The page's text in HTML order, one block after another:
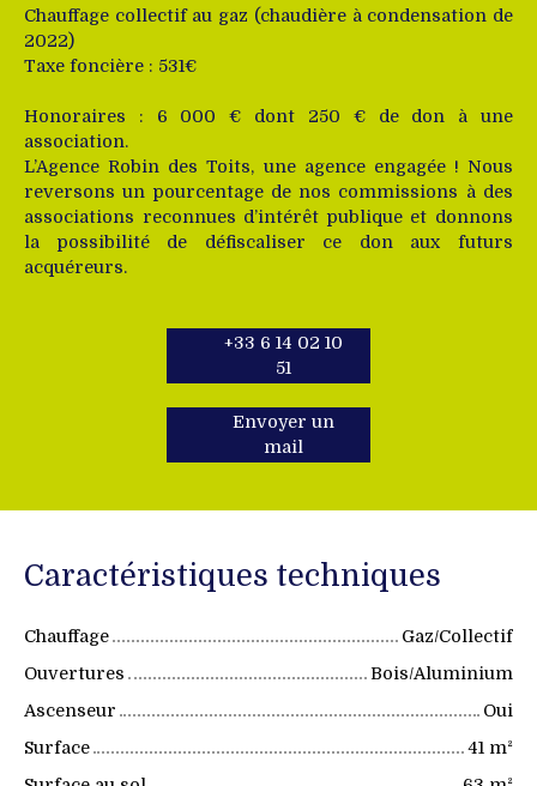
Chauffage collectif au gaz (chaudière à condensation de
2022)
Taxe foncière : 531€
Honoraires : 6 000 € dont 250 € de don à une
association.
L’Agence Robin des Toits, une agence engagée ! Nous
reversons un pourcentage de nos commissions à des
associations reconnues d’intérêt publique et donnons
la possibilité de défiscaliser ce don aux futurs
acquéreurs.
+33 6 14 02 10
51
Envoyer un
mail
Caractéristiques techniques
Chauffage
Gaz/Collectif
Ouvertures
Bois/Aluminium
Ascenseur
Oui
Surface
41 m²